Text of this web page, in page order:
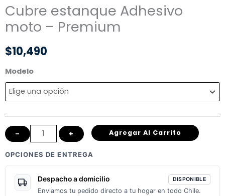
Cubre estanque Adhesivo
moto – Premium
$10,490
Modelo
Cubre
estanque
Adhesivo
Premium
cantidad
– + Agregar Al Carrito
OPCIONES DE ENTREGA
Despacho a domicilio DISPONIBLE
Enviamos tu pedido directo a tu hogar en todo Chile.